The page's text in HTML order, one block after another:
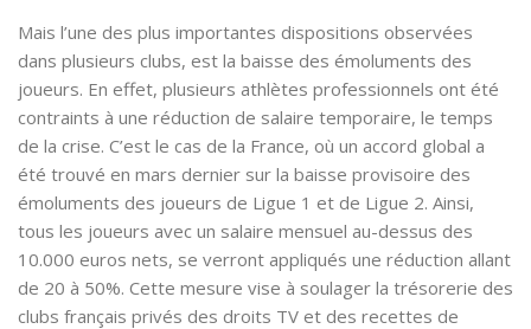
Mais l’une des plus importantes dispositions observées
dans plusieurs clubs, est la baisse des émoluments des
joueurs. En effet, plusieurs athlètes professionnels ont été
contraints à une réduction de salaire temporaire, le temps
de la crise. C’est le cas de la France, où un accord global a
été trouvé en mars dernier sur la baisse provisoire des
émoluments des joueurs de Ligue 1 et de Ligue 2. Ainsi,
tous les joueurs avec un salaire mensuel au-dessus des
10.000 euros nets, se verront appliqués une réduction allant
de 20 à 50%. Cette mesure vise à soulager la trésorerie des
clubs français privés des droits TV et des recettes de